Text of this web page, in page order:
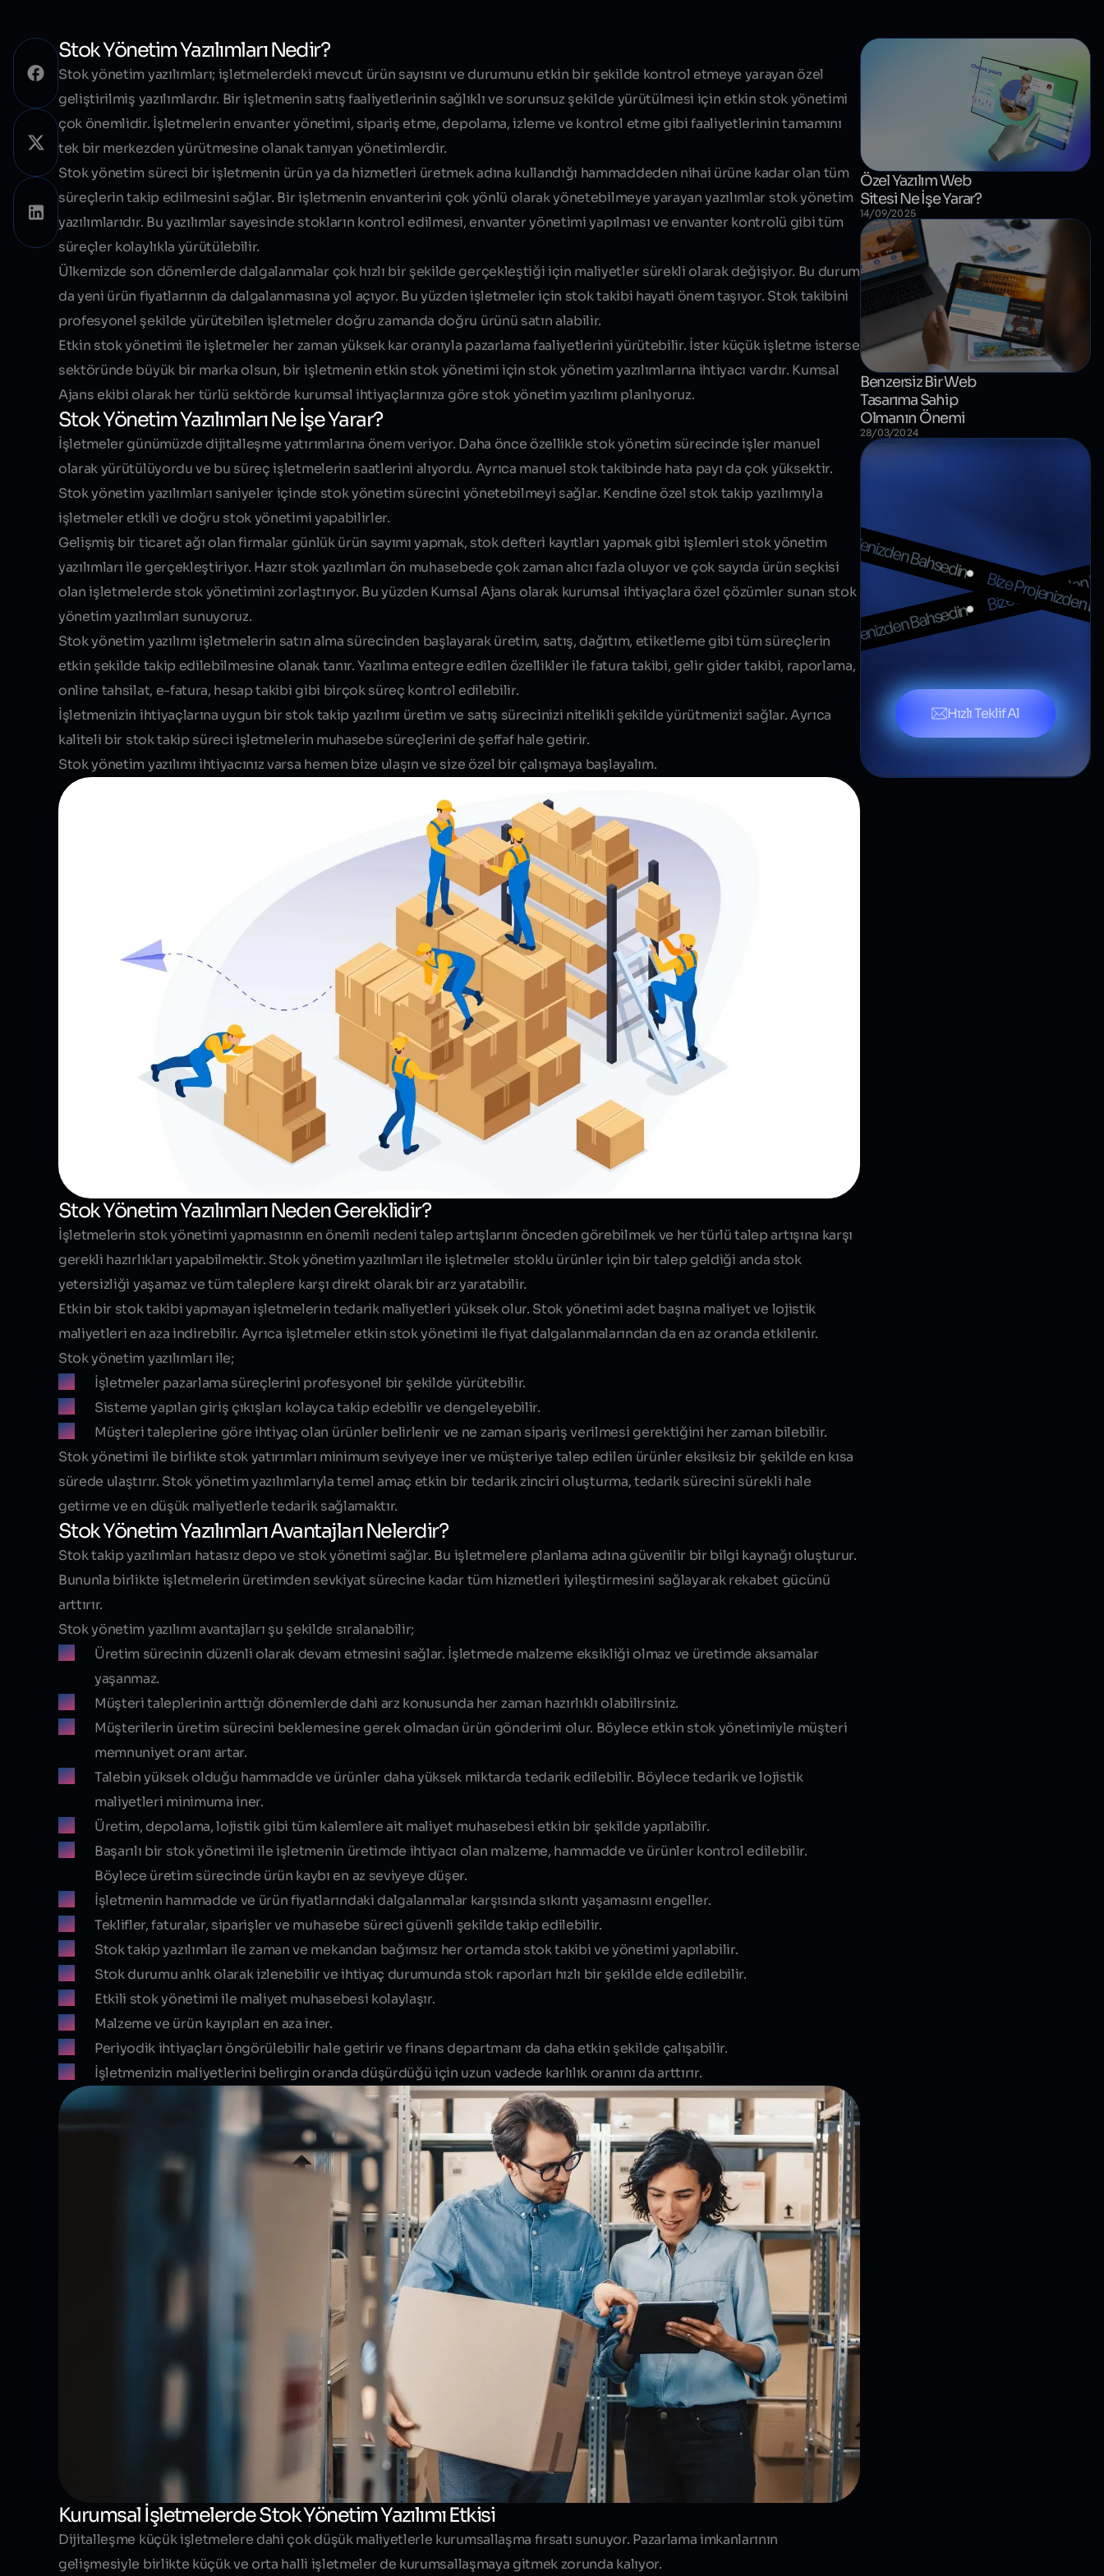
Stok Yönetim Yazılımları Nedir?
Stok yönetim yazılımları; işletmelerdeki mevcut ürün sayısını ve durumunu etkin bir şekilde kontrol etmeye yarayan özel
geliştirilmiş yazılımlardır. Bir işletmenin satış faaliyetlerinin sağlıklı ve sorunsuz şekilde yürütülmesi için etkin stok yönetimi
çok önemlidir. İşletmelerin envanter yönetimi, sipariş etme, depolama, izleme ve kontrol etme gibi faaliyetlerinin tamamını
tek bir merkezden yürütmesine olanak tanıyan yönetimlerdir.
Stok yönetim süreci bir işletmenin ürün ya da hizmetleri üretmek adına kullandığı hammaddeden nihai ürüne kadar olan tüm
süreçlerin takip edilmesini sağlar. Bir işletmenin envanterini çok yönlü olarak yönetebilmeye yarayan yazılımlar stok yönetim
yazılımlarıdır. Bu yazılımlar sayesinde stokların kontrol edilmesi, envanter yönetimi yapılması ve envanter kontrolü gibi tüm
süreçler kolaylıkla yürütülebilir.
Ülkemizde son dönemlerde dalgalanmalar çok hızlı bir şekilde gerçekleştiği için maliyetler sürekli olarak değişiyor. Bu durum
da yeni ürün fiyatlarının da dalgalanmasına yol açıyor. Bu yüzden işletmeler için stok takibi hayati önem taşıyor. Stok takibini
profesyonel şekilde yürütebilen işletmeler doğru zamanda doğru ürünü satın alabilir.
Etkin stok yönetimi ile işletmeler her zaman yüksek kar oranıyla pazarlama faaliyetlerini yürütebilir. İster küçük işletme isterse
sektöründe büyük bir marka olsun, bir işletmenin etkin stok yönetimi için stok yönetim yazılımlarına ihtiyacı vardır. Kumsal
Ajans ekibi olarak her türlü sektörde kurumsal ihtiyaçlarınıza göre stok yönetim yazılımı planlıyoruz.
Stok Yönetim Yazılımları Ne İşe Yarar?
İşletmeler günümüzde dijitalleşme yatırımlarına önem veriyor. Daha önce özellikle stok yönetim sürecinde işler manuel
olarak yürütülüyordu ve bu süreç işletmelerin saatlerini alıyordu. Ayrıca manuel stok takibinde hata payı da çok yüksektir.
Stok yönetim yazılımları saniyeler içinde stok yönetim sürecini yönetebilmeyi sağlar. Kendine özel stok takip yazılımıyla
işletmeler etkili ve doğru stok yönetimi yapabilirler.
Gelişmiş bir ticaret ağı olan firmalar günlük ürün sayımı yapmak, stok defteri kayıtları yapmak gibi işlemleri stok yönetim
yazılımları ile gerçekleştiriyor. Hazır stok yazılımları ön muhasebede çok zaman alıcı fazla oluyor ve çok sayıda ürün seçkisi
olan işletmelerde stok yönetimini zorlaştırıyor. Bu yüzden Kumsal Ajans olarak kurumsal ihtiyaçlara özel çözümler sunan stok
yönetim yazılımları sunuyoruz.
Stok yönetim yazılımı işletmelerin satın alma sürecinden başlayarak üretim, satış, dağıtım, etiketleme gibi tüm süreçlerin
etkin şekilde takip edilebilmesine olanak tanır. Yazılıma entegre edilen özellikler ile fatura takibi, gelir gider takibi, raporlama,
online tahsilat, e-fatura, hesap takibi gibi birçok süreç kontrol edilebilir.
İşletmenizin ihtiyaçlarına uygun bir stok takip yazılımı üretim ve satış sürecinizi nitelikli şekilde yürütmenizi sağlar. Ayrıca
kaliteli bir stok takip süreci işletmelerin muhasebe süreçlerini de şeffaf hale getirir.
Stok yönetim yazılımı ihtiyacınız varsa hemen bize ulaşın ve size özel bir çalışmaya başlayalım.
Stok Yönetim Yazılımları Neden Gereklidir?
İşletmelerin stok yönetimi yapmasının en önemli nedeni talep artışlarını önceden görebilmek ve her türlü talep artışına karşı
gerekli hazırlıkları yapabilmektir. Stok yönetim yazılımları ile işletmeler stoklu ürünler için bir talep geldiği anda stok
yetersizliği yaşamaz ve tüm taleplere karşı direkt olarak bir arz yaratabilir.
Etkin bir stok takibi yapmayan işletmelerin tedarik maliyetleri yüksek olur. Stok yönetimi adet başına maliyet ve lojistik
maliyetleri en aza indirebilir. Ayrıca işletmeler etkin stok yönetimi ile fiyat dalgalanmalarından da en az oranda etkilenir.
Stok yönetim yazılımları ile;
İşletmeler pazarlama süreçlerini profesyonel bir şekilde yürütebilir.
Sisteme yapılan giriş çıkışları kolayca takip edebilir ve dengeleyebilir.
Müşteri taleplerine göre ihtiyaç olan ürünler belirlenir ve ne zaman sipariş verilmesi gerektiğini her zaman bilebilir.
Stok yönetimi ile birlikte stok yatırımları minimum seviyeye iner ve müşteriye talep edilen ürünler eksiksiz bir şekilde en kısa
sürede ulaştırır. Stok yönetim yazılımlarıyla temel amaç etkin bir tedarik zinciri oluşturma, tedarik sürecini sürekli hale
getirme ve en düşük maliyetlerle tedarik sağlamaktır.
Stok Yönetim Yazılımları Avantajları Nelerdir?
Stok takip yazılımları hatasız depo ve stok yönetimi sağlar. Bu işletmelere planlama adına güvenilir bir bilgi kaynağı oluşturur.
Bununla birlikte işletmelerin üretimden sevkiyat sürecine kadar tüm hizmetleri iyileştirmesini sağlayarak rekabet gücünü
arttırır.
Stok yönetim yazılımı avantajları şu şekilde sıralanabilir;
Üretim sürecinin düzenli olarak devam etmesini sağlar. İşletmede malzeme eksikliği olmaz ve üretimde aksamalar
yaşanmaz.
Müşteri taleplerinin arttığı dönemlerde dahi arz konusunda her zaman hazırlıklı olabilirsiniz.
Müşterilerin üretim sürecini beklemesine gerek olmadan ürün gönderimi olur. Böylece etkin stok yönetimiyle müşteri
memnuniyet oranı artar.
Talebin yüksek olduğu hammadde ve ürünler daha yüksek miktarda tedarik edilebilir. Böylece tedarik ve lojistik
maliyetleri minimuma iner.
Üretim, depolama, lojistik gibi tüm kalemlere ait maliyet muhasebesi etkin bir şekilde yapılabilir.
Başarılı bir stok yönetimi ile işletmenin üretimde ihtiyacı olan malzeme, hammadde ve ürünler kontrol edilebilir.
Böylece üretim sürecinde ürün kaybı en az seviyeye düşer.
İşletmenin hammadde ve ürün fiyatlarındaki dalgalanmalar karşısında sıkıntı yaşamasını engeller.
Teklifler, faturalar, siparişler ve muhasebe süreci güvenli şekilde takip edilebilir.
Stok takip yazılımları ile zaman ve mekandan bağımsız her ortamda stok takibi ve yönetimi yapılabilir.
Stok durumu anlık olarak izlenebilir ve ihtiyaç durumunda stok raporları hızlı bir şekilde elde edilebilir.
Etkili stok yönetimi ile maliyet muhasebesi kolaylaşır.
Malzeme ve ürün kayıpları en aza iner.
Periyodik ihtiyaçları öngörülebilir hale getirir ve finans departmanı da daha etkin şekilde çalışabilir.
İşletmenizin maliyetlerini belirgin oranda düşürdüğü için uzun vadede karlılık oranını da arttırır.
Kurumsal İşletmelerde Stok Yönetim Yazılımı Etkisi
Dijitalleşme küçük işletmelere dahi çok düşük maliyetlerle kurumsallaşma fırsatı sunuyor. Pazarlama imkanlarının
gelişmesiyle birlikte küçük ve orta halli işletmeler de kurumsallaşmaya gitmek zorunda kalıyor.
Özel Yazılım Web
Sitesi Ne İşe Yarar?
14/09/2025
Benzersiz Bir Web
Tasarıma Sahip
Olmanın Önemi
28/03/2024
Bize Projenizden Bahsedin
Bize Projenizden Bahsedin
Bize Projenizden
Bize Projenizden Bahsedin
Bize Projenizden Bahsedin
Bize Projenizden
Hızlı Teklif Al